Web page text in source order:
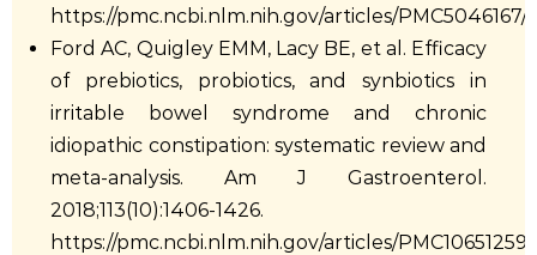
https://pmc.ncbi.nlm.nih.gov/articles/PMC5046167/
Ford AC, Quigley EMM, Lacy BE, et al. Efficacy
of prebiotics, probiotics, and synbiotics in
irritable bowel syndrome and chronic
idiopathic constipation: systematic review and
meta-analysis. Am J Gastroenterol.
2018;113(10):1406-1426.
https://pmc.ncbi.nlm.nih.gov/articles/PMC10651259/